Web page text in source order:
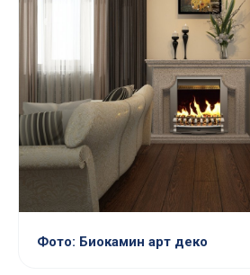
Фото: Биокамин арт деко